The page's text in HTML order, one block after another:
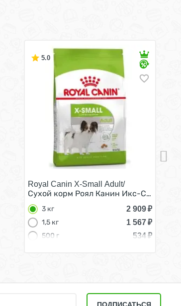
для Щенков мелких пород 3 кг
5.0
Royal Canin X-Small Adult/
Сухой корм Роял Канин Икс-Смолл
3 кг 2 909₽
1,5 кг
1 567₽
500 г
534₽